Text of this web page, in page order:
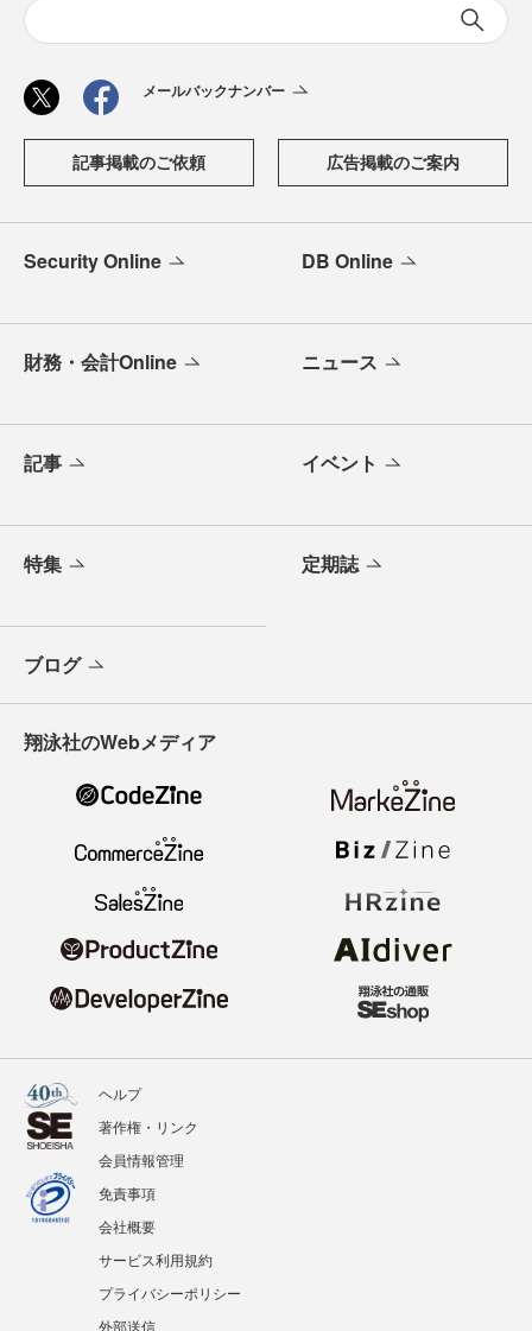
メールバックナンバー
記事掲載のご依頼 広告掲載のご案内
Security Online DB Online
財務・会計Online ニュース
記事 イベント
特集 定期誌
ブログ
翔泳社のWebメディア
ヘルプ
著作権・リンク
会員情報管理
免責事項
会社概要
サービス利用規約
プライバシーポリシー
外部送信